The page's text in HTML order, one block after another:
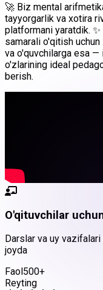
🚀 Biz mental
tayyorgarlik va xotira
platformani yaratdik.
samarali o'qitish
va o'quvchilarga esa
o'zlarining ideal
berish.
O'qituvchilar
Darslar va uy
joyda
Faol 500+
Reyting